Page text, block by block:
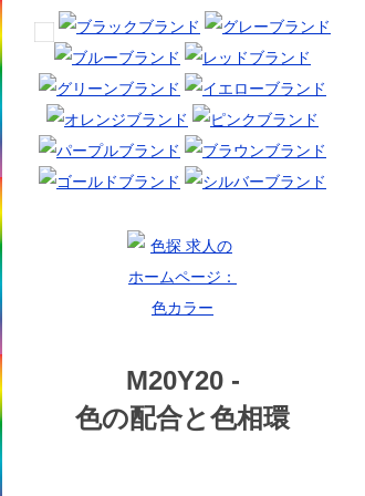
M20Y20 -
色の配合と色相環